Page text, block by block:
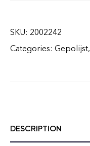
SKU: 2002242
Categories: Gepolijst,
DESCRIPTION